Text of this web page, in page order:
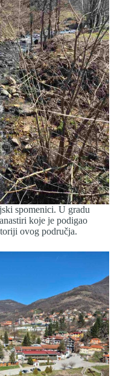
spomenici. U gradu
koje je podigao
ovog područja.